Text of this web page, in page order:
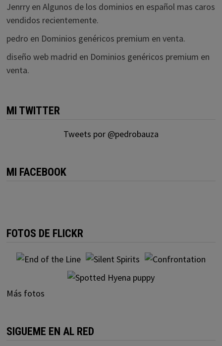
Jenrryen Algunos de los dominios en español mas caros
vendidos recientemente.
pedro en Dominios genéricos premium en venta.
diseño web madrid en Dominios genéricos premium en
venta.
MI TWITTER
Tweets por @pedrobauza
MI FACEBOOK
FOTOS DE FLICKR
Más fotos
SIGUEME EN AL RED